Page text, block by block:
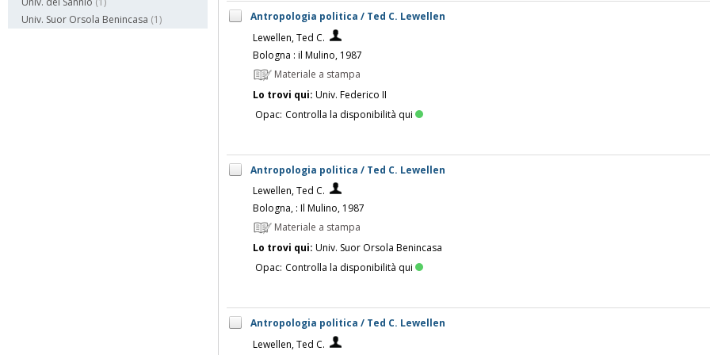
Univ. Suor Orsola Benincasa (1)
Antropologia politica / Ted C. Lewellen
Lewellen, Ted C.
Bologna : il Mulino, 1987
Materiale a stampa
Lo trovi qui: Univ. Federico II
Opac: Controlla la disponibilità qui
Antropologia politica / Ted C. Lewellen
Lewellen, Ted C.
Bologna, : Il Mulino, 1987
Materiale a stampa
Lo trovi qui: Univ. Suor Orsola Benincasa
Opac: Controlla la disponibilità qui
Antropologia politica / Ted C. Lewellen
Lewellen, Ted C.